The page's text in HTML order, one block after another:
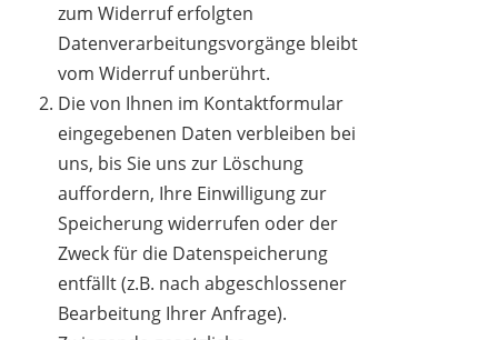
zum Widerruf erfolgten
Datenverarbeitungsvorgänge bleibt
vom Widerruf unberührt.
Die von Ihnen im Kontaktformular
eingegebenen Daten verbleiben bei
uns, bis Sie uns zur Löschung
auffordern, Ihre Einwilligung zur
Speicherung widerrufen oder der
Zweck für die Datenspeicherung
entfällt (z.B. nach abgeschlossener
Bearbeitung Ihrer Anfrage).